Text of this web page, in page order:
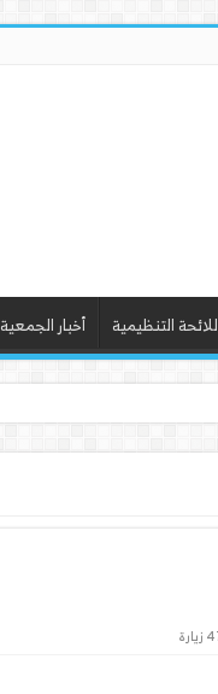
التنظيمية أخبار الجمعية
ا